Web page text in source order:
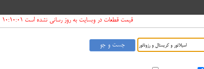
قیمت قطعات در وبسایت به روز رسانی نشده است 10:10:01 1405/5/11